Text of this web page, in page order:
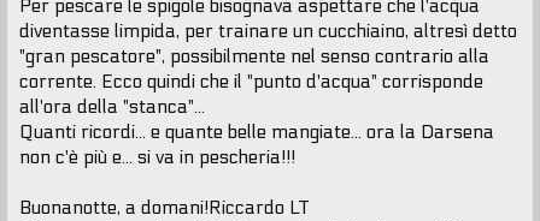
Per pescare le spigole bisognava aspettare che l'acqua
diventasse limpida, per trainare un cucchiaino, altresì detto
"gran pescatore", possibilmente nel senso contrario alla
corrente. Ecco quindi che il "punto d'acqua" corrisponde
all'ora della "stanca"...
Quanti ricordi... e quante belle mangiate... ora la Darsena
non c'è più e... si va in pescheria!!!
Buonanotte, a domani!Riccardo LT